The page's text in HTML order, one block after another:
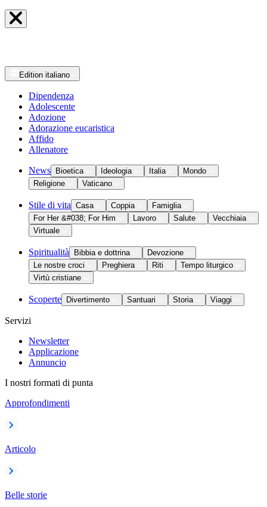
Edition italiano
Dipendenza
Adolescente
Adozione
Adorazione eucaristica
Affido
Allenatore
News Bioetica Ideologia Italia
Mondo
Religione
Vaticano
Stile di vita Casa Coppia
Famiglia
For Her &#038; For Him
Lavoro Salute
Vecchiaia
Virtuale
Spiritualità Bibbia e dottrina
Devozione
Le nostre croci
Preghiera Riti
Tempo liturgico
Virtù cristiane
Scoperte Divertimento Santuari Storia Viaggi
Servizi
Newsletter
Applicazione
Annuncio
I nostri formati di punta
Approfondimenti
Articolo
Belle storie